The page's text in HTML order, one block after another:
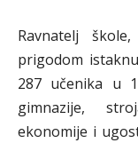
Ravnatelj
prigodom
287 učenika u
gimnazije,
ekonomije i